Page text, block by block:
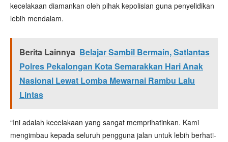
kecelakaan diamankan oleh pihak kepolisian guna penyelidikan
lebih mendalam.
Berita Lainnya Belajar Sambil Bermain, Satlantas
Polres Pekalongan Kota Semarakkan Hari Anak
Nasional Lewat Lomba Mewarnai Rambu Lalu
Lintas
“Ini adalah kecelakaan yang sangat memprihatinkan. Kami
mengimbau kepada seluruh pengguna jalan untuk lebih berhati-